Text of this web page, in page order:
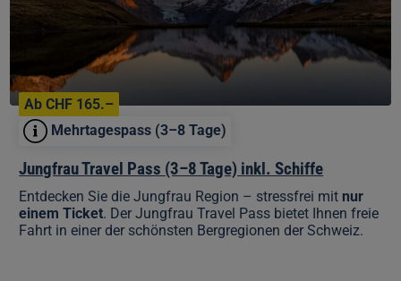
Schiffe
Ab CHF 165.–
Mehrtagespass (3–8 Tage)
Jungfrau Travel Pass (3–8 Tage) inkl. Schiffe
Entdecken Sie die Jungfrau Region – stressfrei mit nur
einem Ticket. Der Jungfrau Travel Pass bietet Ihnen freie
Fahrt in einer der schönsten Bergregionen der Schweiz.